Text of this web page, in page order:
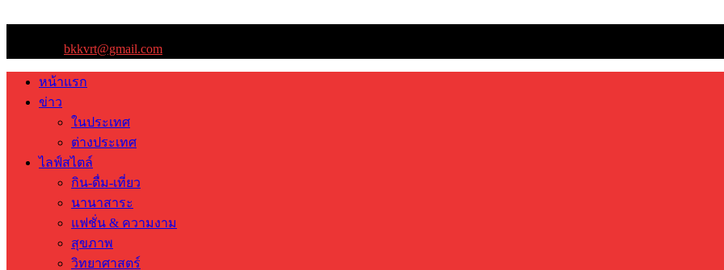
bkkvrt@gmail.com
หน้าแรก
ข่าว
ในประเทศ
ต่างประเทศ
ไลฟ์สไตล์
กิน-ดื่ม-เที่ยว
นานาสาระ
แฟชั่น & ความงาม
สุขภาพ
วิทยาศาสตร์